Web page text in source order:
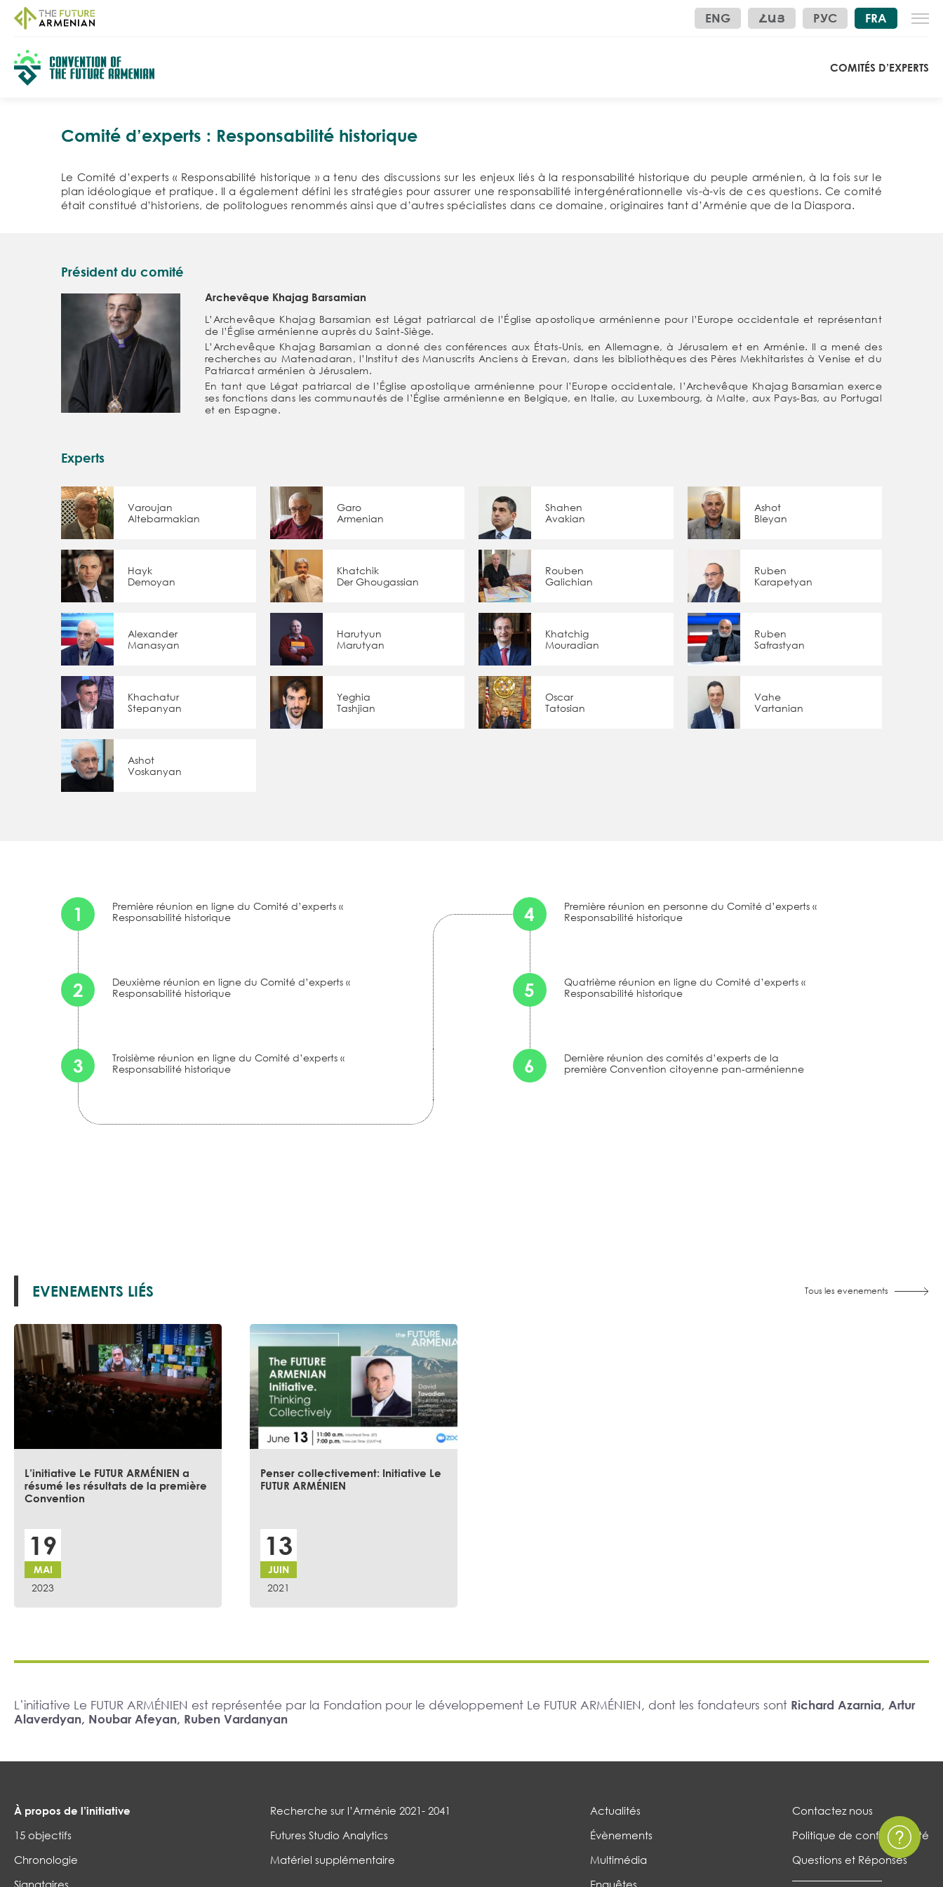
FRA
ENG ՀԱՅ РУС
COMITÉS D’EXPERTS
Comité d’experts : Responsabilité historique
Le Comité d’experts « Responsabilité historique » a tenu des discussions sur les enjeux liés à la responsabilité historique du peuple arménien, à la fois sur le
plan idéologique et pratique. Il a également défini les stratégies pour assurer une responsabilité intergénérationnelle vis-à-vis de ces questions. Ce comité
était constitué d’historiens, de politologues renommés ainsi que d’autres spécialistes dans ce domaine, originaires tant d’Arménie que de la Diaspora.
Président du comité
Archevêque Khajag Barsamian
L’Archevêque Khajag Barsamian est Légat patriarcal de l’Église apostolique arménienne pour l’Europe occidentale et représentant
de l’Église arménienne auprès du Saint-Siège.
L’Archevêque Khajag Barsamian a donné des conférences aux États-Unis, en Allemagne, à Jérusalem et en Arménie. Il a mené des
recherches au Matenadaran, l’Institut des Manuscrits Anciens à Erevan, dans les bibliothèques des Pères Mekhitaristes à Venise et du
Patriarcat arménien à Jérusalem.
En tant que Légat patriarcal de l’Église apostolique arménienne pour l’Europe occidentale, l’Archevêque Khajag Barsamian exerce
ses fonctions dans les communautés de l’Église arménienne en Belgique, en Italie, au Luxembourg, à Malte, aux Pays-Bas, au Portugal
et en Espagne.
Experts
Varoujan
Altebarmakian
Garo
Armenian
Shahen
Avakian
Ashot
Bleyan
Hayk
Demoyan
Khatchik
Der Ghougassian
Rouben
Galichian
Ruben
Karapetyan
Alexander
Manasyan
Harutyun
Marutyan
Khatchig
Mouradian
Ruben
Safrastyan
Khachatur
Stepanyan
Yeghia
Tashjian
Oscar
Tatosian
Vahe
Vartanian
Ashot
Voskanyan
1
Première réunion en ligne du Comité d’experts «
Responsabilité historique
4
Première réunion en personne du Comité d’experts «
Responsabilité historique
2
Deuxième réunion en ligne du Comité d’experts «
Responsabilité historique
5
Quatrième réunion en ligne du Comité d’experts «
Responsabilité historique
3
Troisième réunion en ligne du Comité d’experts «
Responsabilité historique
6
Dernière réunion des comités d’experts de la
première Convention citoyenne pan-arménienne
EVENEMENTS LIÉS Tous les evenements
L’initiative Le FUTUR ARMÉNIEN a
résumé les résultats de la première
Convention
19
MAI
2023
Penser collectivement: Initiative Le
FUTUR ARMÉNIEN
13
JUIN
2021
L’initiative Le FUTUR ARMÉNIEN est représentée par la Fondation pour le développement Le FUTUR ARMÉNIEN, dont les fondateurs sont Richard Azarnia, Artur
Alaverdyan, Noubar Afeyan, Ruben Vardanyan
À propos de l’initiative
15 objectifs
Chronologie
Signataires
Recherche sur l’Arménie 2021- 2041
Futures Studio Analytics
Matériel supplémentaire
Actualités
Évènements
Multimédia
Enquêtes
Contactez nous
Politique de confidentialité
Questions et Réponses